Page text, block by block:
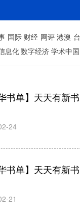
国际 财经 网评 港澳
息化数字经济 学术中国
华书单】天天有新
24
华书单】天天有新
21
北京榆树庄
投资管理公